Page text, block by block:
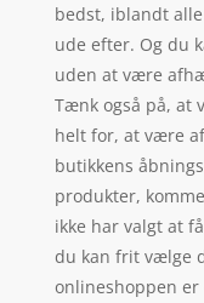
bedst, iblandt
ude efter. Og du
uden at være
Tænk også på, at
helt for, at være
butikkens
produkter,
ikke har valgt at
du kan frit vælge
onlineshoppen